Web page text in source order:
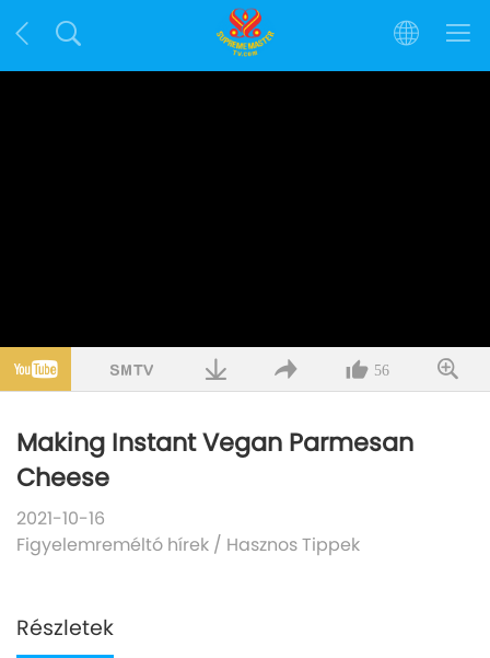
56
Making Instant Vegan Parmesan
Cheese
2021-10-16
Figyelemreméltó hírek / Hasznos Tippek
Részletek